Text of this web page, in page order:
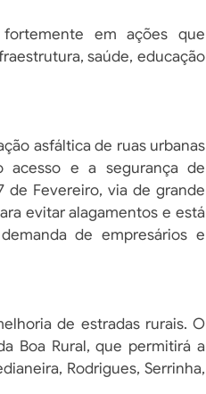
em ações que
saúde, educação
asfáltica de ruas urbanas
acesso e a segurança de
de Fevereiro, via de grande
evitar alagamentos e está
de empresários e
de estradas rurais. O
Boa Rural, que permitirá a
Rodrigues, Serrinha,